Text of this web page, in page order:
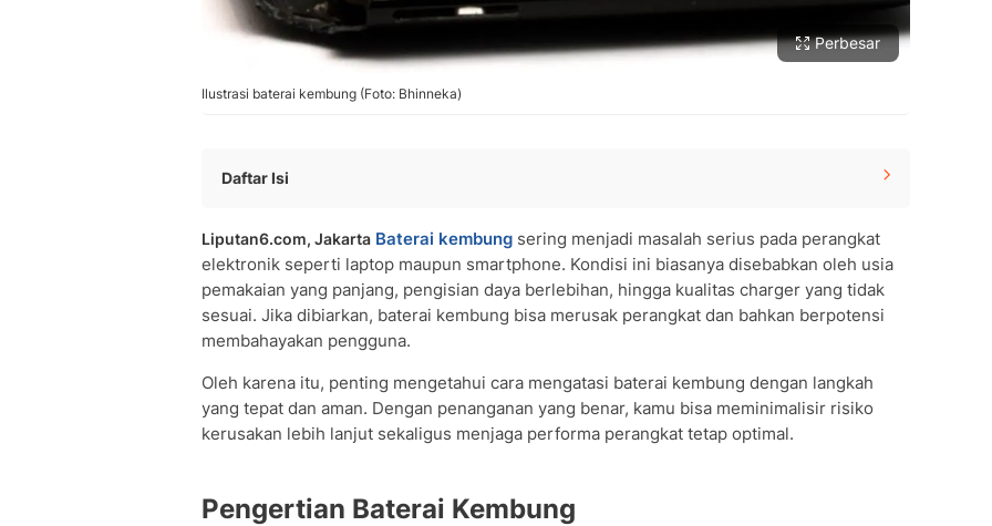
Perbesar
Ilustrasi baterai kembung (Foto: Bhinneka)
Daftar Isi
Penyebab Utama Baterai Kembung
Gejala dan Tanda-tanda Baterai Kembung
Bahaya Menggunakan Baterai Kembung
Solusi Mengatasi Baterai Kembung
Cara Mencegah Baterai Kembung
Mitos dan Fakta Seputar Baterai Kembung
Kapan Harus Mengganti Baterai?
Tips Perawatan Baterai Jangka Panjang
Liputan6.com, Jakarta Baterai kembung sering menjadi masalah serius pada perangkat
elektronik seperti laptop maupun smartphone. Kondisi ini biasanya disebabkan oleh usia
pemakaian yang panjang, pengisian daya berlebihan, hingga kualitas charger yang tidak
sesuai. Jika dibiarkan, baterai kembung bisa merusak perangkat dan bahkan berpotensi
membahayakan pengguna.
Oleh karena itu, penting mengetahui cara mengatasi baterai kembung dengan langkah
yang tepat dan aman. Dengan penanganan yang benar, kamu bisa meminimalisir risiko
kerusakan lebih lanjut sekaligus menjaga performa perangkat tetap optimal.
Pengertian Baterai Kembung